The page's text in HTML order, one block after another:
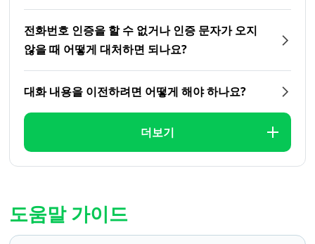
전화번호 인증을 할 수 없거나 인증 문자가 오지
않을 때 어떻게 대처하면 되나요?
대화 내용을 이전하려면 어떻게 해야 하나요?
더보기
도움말 가이드